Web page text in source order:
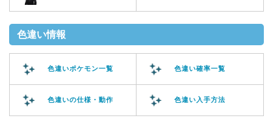
色違い情報
色違いポケモン一覧 色違い確率一覧
色違いの仕様・動作 色違い入手方法